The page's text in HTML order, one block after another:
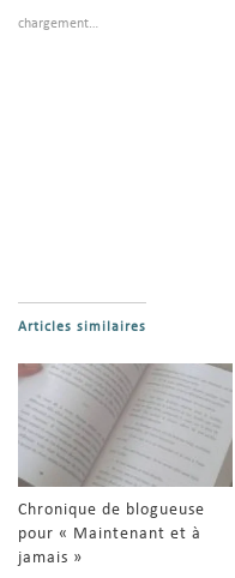
chargement…
Articles similaires
Chronique de blogueuse
pour « Maintenant et à
jamais »